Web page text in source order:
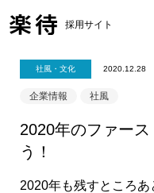
採用サイト
社風・文化 2020.12.28
企業情報 社風
2020年のファー
う！
2020年も残すところ